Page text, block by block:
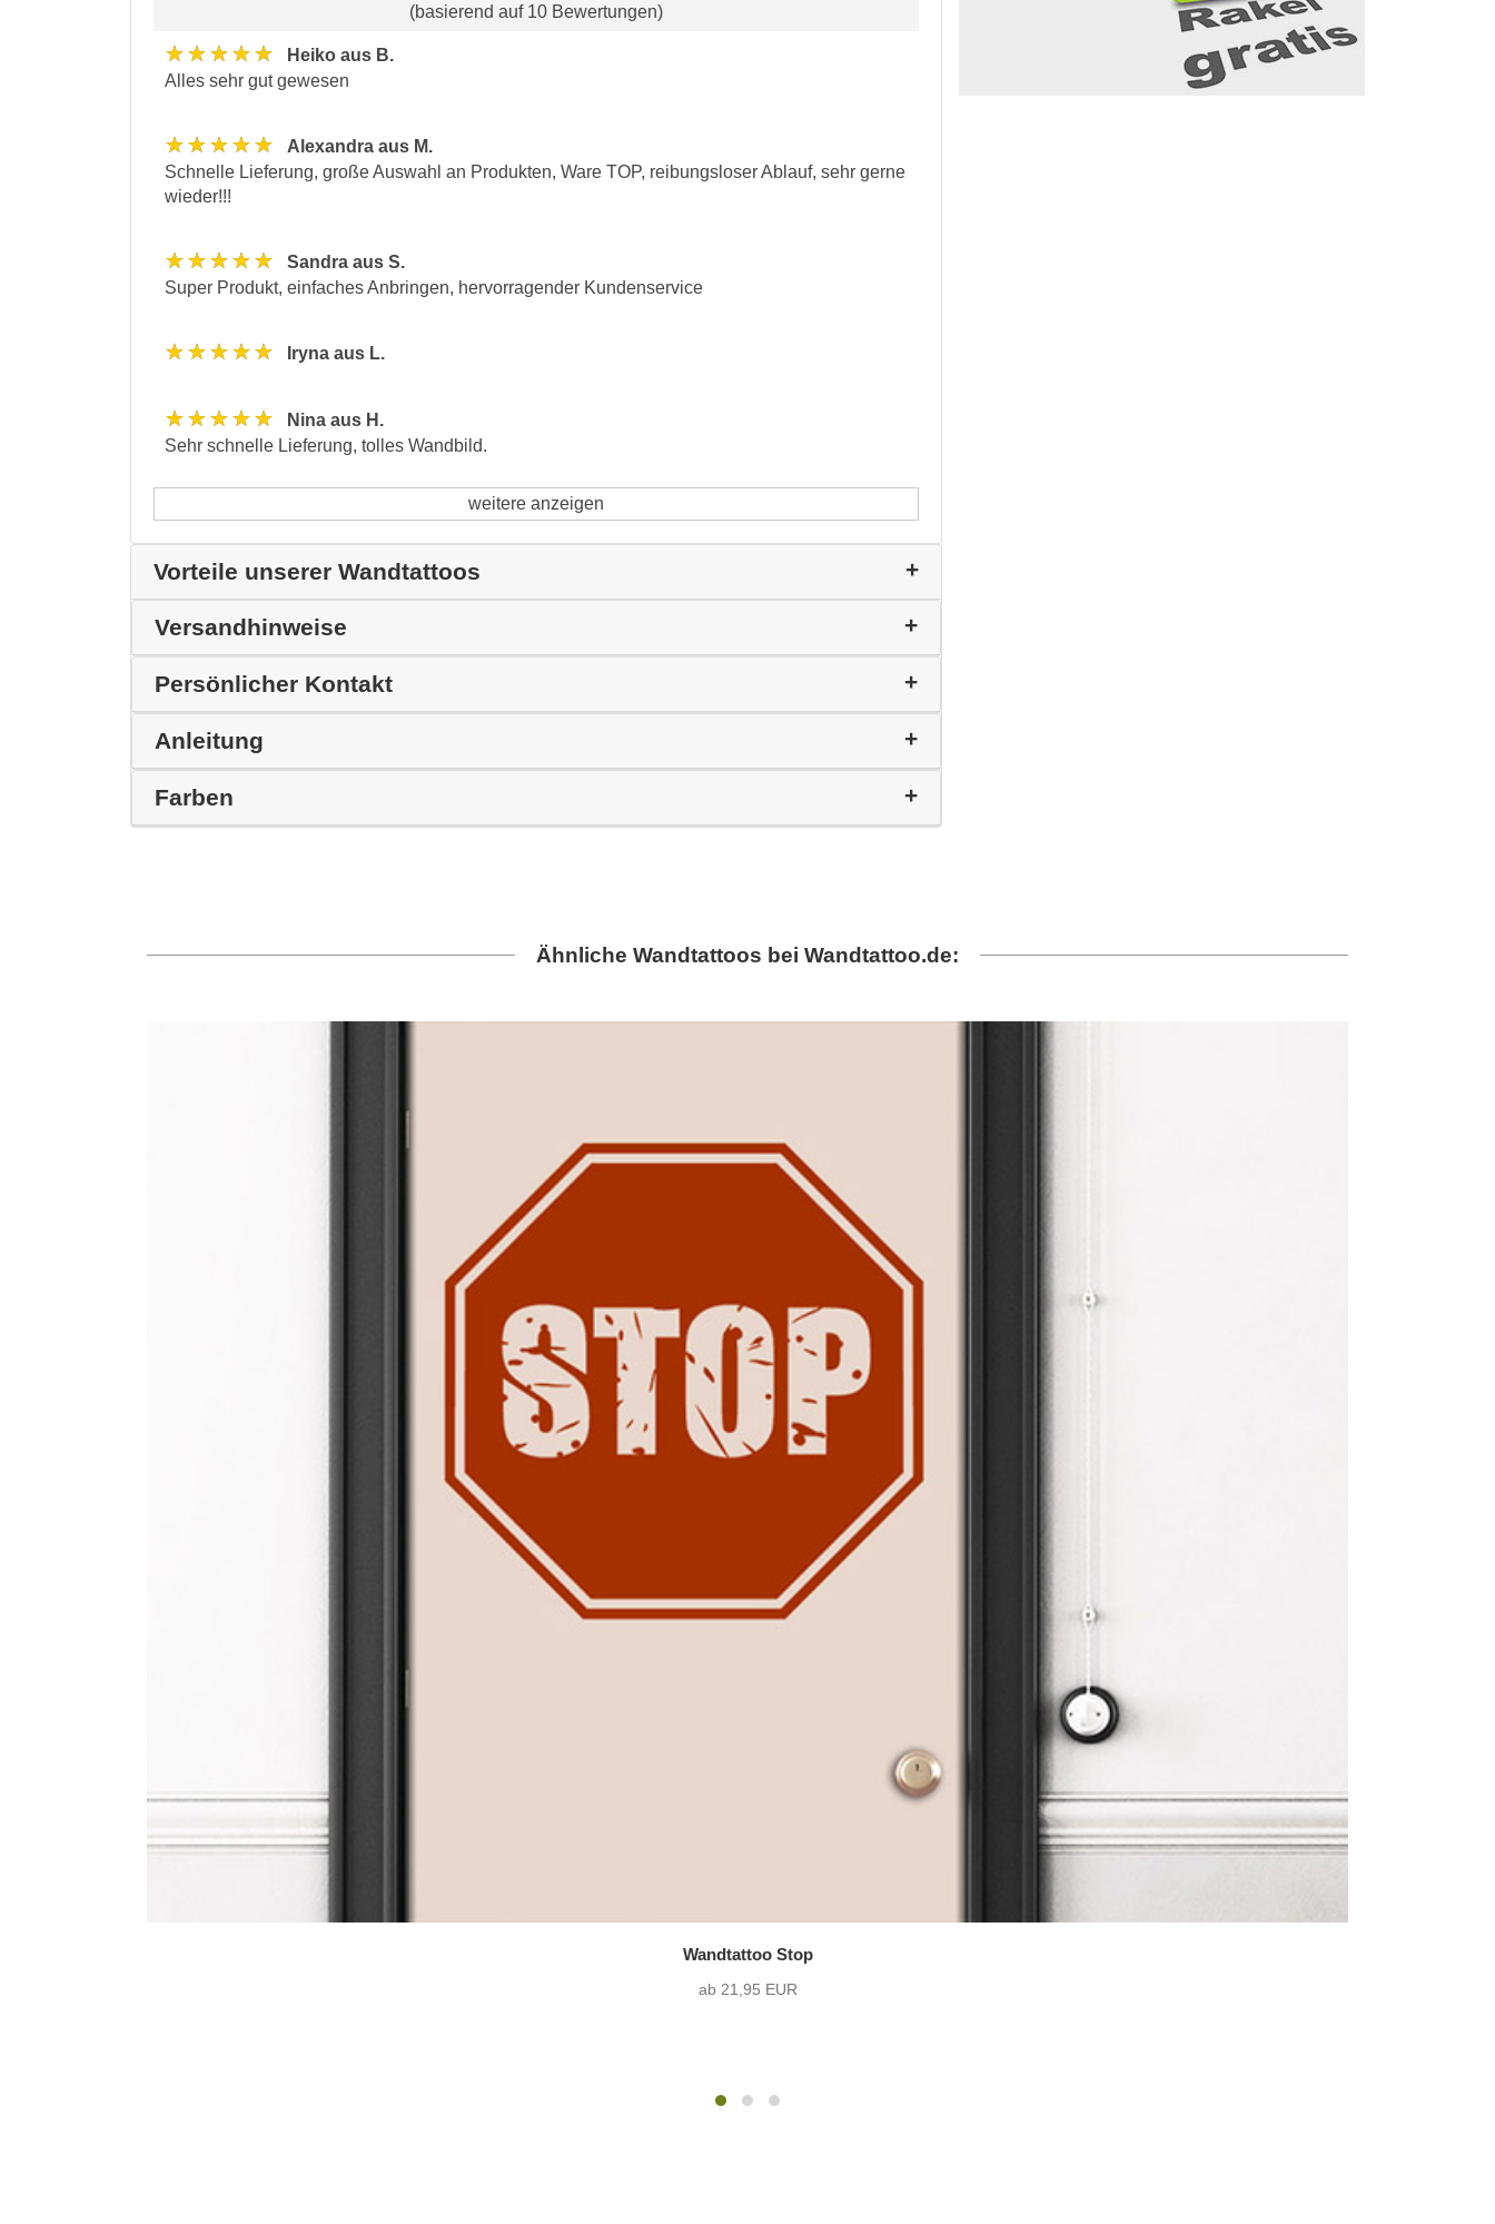
(basierend auf 10 Bewertungen)
★★★★★
Heiko aus B.
Alles sehr gut gewesen
★★★★★
Alexandra aus M.
Schnelle Lieferung, große Auswahl an Produkten, Ware TOP, reibungsloser Ablauf, sehr gerne
wieder!!!
★★★★★
Sandra aus S.
Super Produkt, einfaches Anbringen, hervorragender Kundenservice
★★★★★ Iryna aus L.
★★★★★
Nina aus H.
Sehr schnelle Lieferung, tolles Wandbild.
weitere anzeigen
Vorteile unserer Wandtattoos
Versandhinweise
Persönlicher Kontakt
Anleitung
Farben
Ähnliche Wandtattoos bei Wandtattoo.de:
Wandtattoo Stop
ab 21,95 EUR